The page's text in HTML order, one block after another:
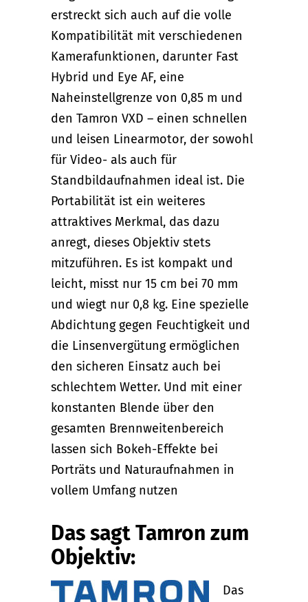
erstreckt sich auch auf die volle
Kompatibilität mit verschiedenen
Kamerafunktionen, darunter Fast
Hybrid und Eye AF, eine
Naheinstellgrenze von 0,85 m und
den Tamron VXD – einen schnellen
und leisen Linearmotor, der sowohl
für Video- als auch für
Standbildaufnahmen ideal ist. Die
Portabilität ist ein weiteres
attraktives Merkmal, das dazu
anregt, dieses Objektiv stets
mitzuführen. Es ist kompakt und
leicht, misst nur 15 cm bei 70 mm
und wiegt nur 0,8 kg. Eine spezielle
Abdichtung gegen Feuchtigkeit und
die Linsenvergütung ermöglichen
den sicheren Einsatz auch bei
schlechtem Wetter. Und mit einer
konstanten Blende über den
gesamten Brennweitenbereich
lassen sich Bokeh-Effekte bei
Porträts und Naturaufnahmen in
vollem Umfang nutzen
Das sagt Tamron zum
Objektiv:
Das